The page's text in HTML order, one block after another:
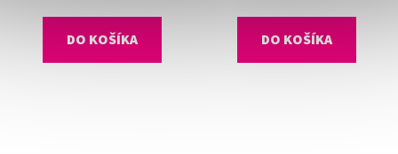
DO KOŠÍKA DO KOŠÍKA